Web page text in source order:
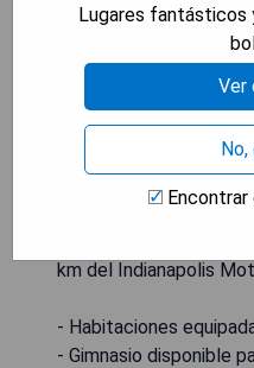
toallas, TV de pantalla
cable y una
lavavajillas y
de gimnasio, WiFi
baño privado en cada
se sirve un desayuno
compartido y centro
km del Indianapolis
- Habitaciones
- Gimnasio disponible
Lugares
Ver
No,
Encontrar